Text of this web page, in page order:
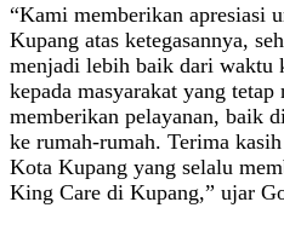
“Kami memberikan apresiasi
Kupang atas ketegasannya,
menjadi lebih baik dari waktu
kepada masyarakat yang
memberikan pelayanan, baik
ke rumah-rumah. Terima
Kota Kupang yang selalu
King Care di Kupang,” ujar